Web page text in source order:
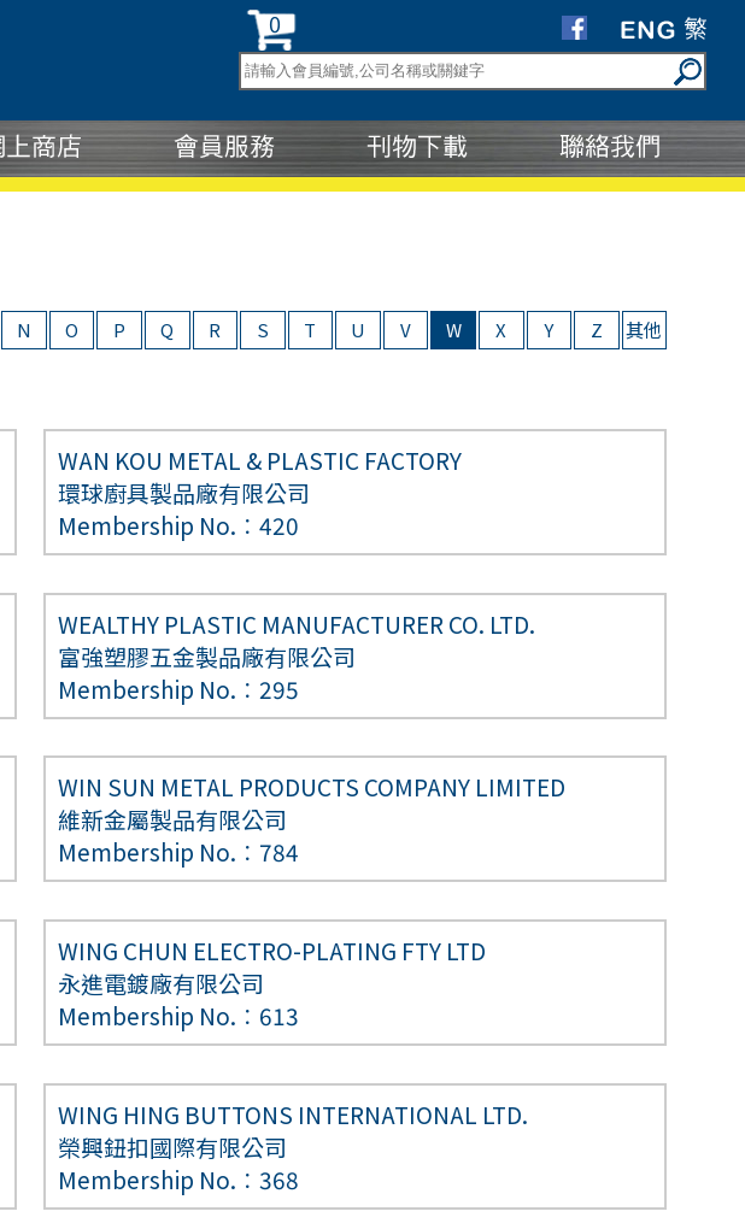
0
N O P Q R S T U V W X Y Z 其他
WAN KOU METAL & PLASTIC FACTORY
環球廚具製品廠有限公司
Membership No.︰420
WEALTHY PLASTIC MANUFACTURER CO. LTD.
富強塑膠五金製品廠有限公司
Membership No.︰295
WIN SUN METAL PRODUCTS COMPANY LIMITED
維新金屬製品有限公司
Membership No.︰784
WING CHUN ELECTRO-PLATING FTY LTD
永進電鍍廠有限公司
Membership No.︰613
WING HING BUTTONS INTERNATIONAL LTD.
榮興鈕扣國際有限公司
Membership No.︰368